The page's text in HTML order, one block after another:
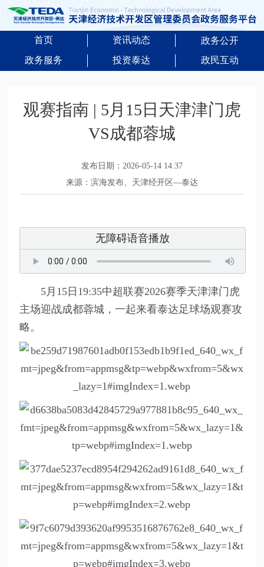
首页 资讯动态
政务公开
政务服务
投资泰达 政民互动
观赛指南 | 5月15日天津津门虎
VS成都蓉城
发布日期：2026-05-14 14:37
来源：滨海发布、天津经开区—泰达
无障碍语音播放
5月15日19:35中超联赛2026赛季天津津门虎
主场迎战成都蓉城，一起来看泰达足球场观赛攻
略。